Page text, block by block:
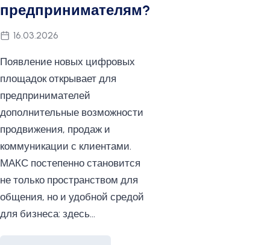
предпринимателям?
16.03.2026
Появление новых цифровых
площадок открывает для
предпринимателей
дополнительные возможности
продвижения, продаж и
коммуникации с клиентами.
МАКС постепенно становится
не только пространством для
общения, но и удобной средой
для бизнеса: здесь…